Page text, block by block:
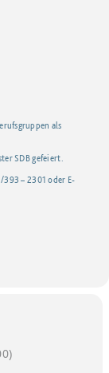
als
SDB gefeiert.
– 2301 oder E-